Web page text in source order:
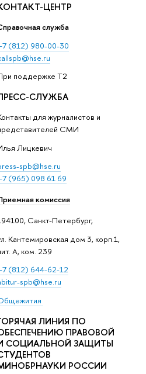
ЦЕНТР
служба
(812) 980-00-30
поддержке T2
СЛУЖБА
для журналистов и
СМИ
Лицкевич
spb@hse.ru
(965) 098 61 69
комиссия
Санкт-Петербург,
Кантемировская дом 3, корп.1,
А, ком. 239
(812) 644-62-12
spb@hse.ru
ЛИНИЯ ПО
ПРАВОВОЙ
СОЦИАЛЬНОЙ ЗАЩИТЫ
РОССИИ